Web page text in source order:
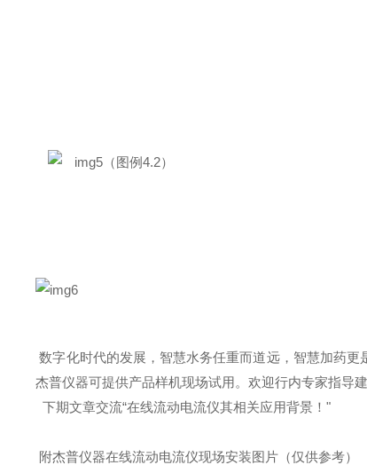
（图例4.2）
数字化时代的发展，智慧水务任重而道远，智慧加药
杰普仪器可提供产品样机现场试用。欢迎行内专家指导
下期文章交流“在线流动电流仪其相关应用背景！"
附杰普仪器在线流动电流仪现场安装图片（仅供参考）